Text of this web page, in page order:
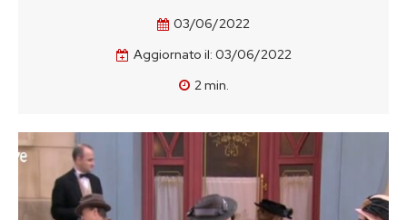
03/06/2022
Aggiornato il: 03/06/2022
2min.